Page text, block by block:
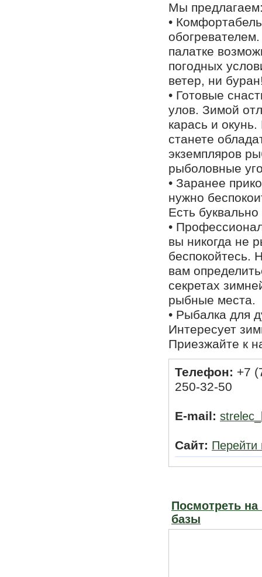
Мы
•
палатке
погодных
ветер, ни
• Готовые
улов. Зимой
карась и
станете
экземпляров
рыболовные
• Заранее
нужно
Есть буквально
•
вы никогда не
беспокойтесь.
вам
секретах
рыбные места.
• Рыбалка для
Интересует
Приезжайте к
Телефон: +7
250-32-50
E-mail:
Сайт: Перейти
Посмотреть
базы